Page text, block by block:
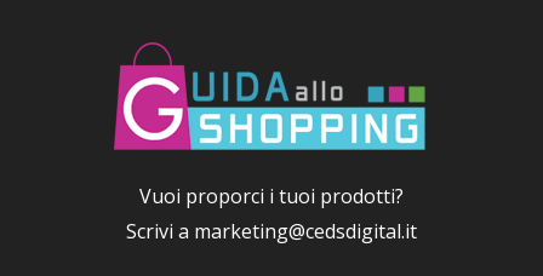
Vuoi proporci i tuoi prodotti?
Scrivi a marketing@cedsdigital.it